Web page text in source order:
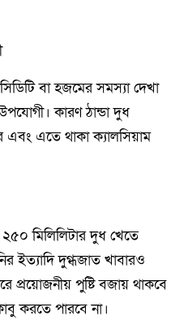
বা হজমের সমস্যা দেখা
কারণ ঠান্ডা দুধ
এবং এতে থাকা ক্যালসিয়াম
২৫০ মিলিলিটার দুধ খেতে
ইত্যাদি দুগ্ধজাত খাবারও
প্রয়োজনীয় পুষ্টি বজায় থাকবে
করতে পারবে না।